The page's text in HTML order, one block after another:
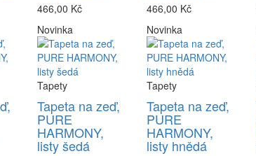
466,00 Kč 466,00 Kč
Novinka
Tapety
Tapeta na zeď,
PURE
HARMONY,
listy šedá
Novinka
Tapety
Tapeta na zeď,
PURE
HARMONY,
listy hnědá